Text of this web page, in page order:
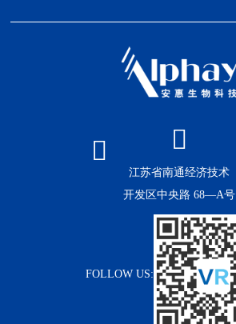
江苏省南通经济技术
开发区中央路 68—A号
FOLLOW US: